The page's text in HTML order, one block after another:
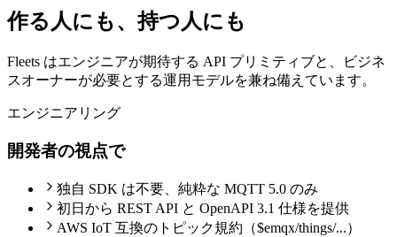
作る人にも、持つ人にも
Fleets はエンジニアが期待する API プリミティブと、ビジネ
スオーナーが必要とする運用モデルを兼ね備えています。
エンジニアリング
開発者の視点で
独自 SDK は不要、純粋な MQTT 5.0 のみ
初日から REST API と OpenAPI 3.1 仕様を提供
AWS IoT 互換のトピック規約（$emqx/things/...）